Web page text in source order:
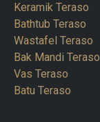
Keramik Teraso
Bathtub Teraso
Wastafel Teraso
Bak Mandi Teraso
Vas Teraso
Batu Teraso